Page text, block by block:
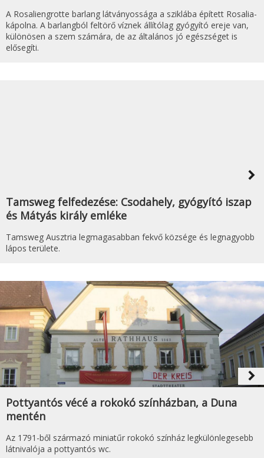
A Rosaliengrotte barlang látványossága a sziklába épített Rosalia-
kápolna. A barlangból feltörő víznek állítólag gyógyító ereje van,
különösen a szem számára, de az általános jó egészséget is
elősegíti.
navigate_next
Tamsweg felfedezése: Csodahely, gyógyító iszap
és Mátyás király emléke
Tamsweg Ausztria legmagasabban fekvő községe és legnagyobb
lápos területe.
navigate_next
Pottyantós vécé a rokokó színházban, a Duna
mentén
Az 1791-ből származó miniatűr rokokó színház legkülönlegesebb
látnivalója a pottyantós wc.